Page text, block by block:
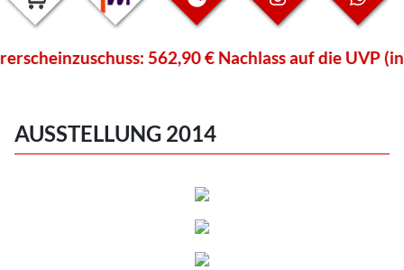
562,90 € Nachlass auf die UVP
AUSSTELLUNG 2014